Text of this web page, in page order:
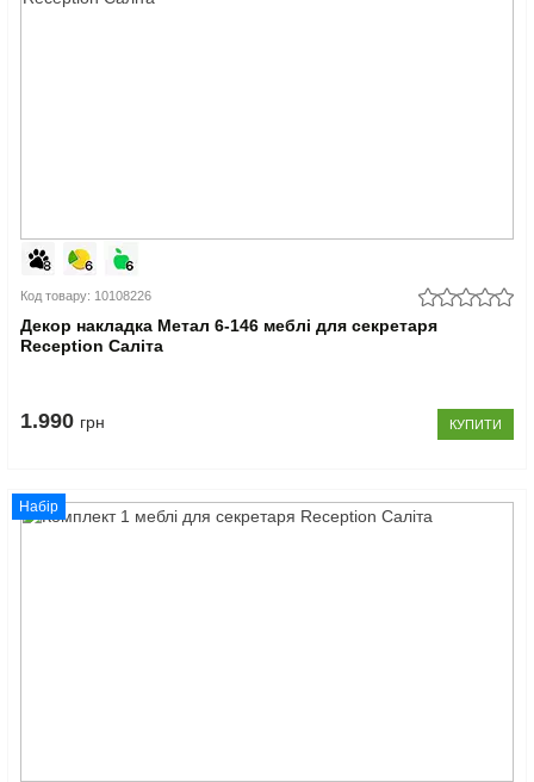
Код товару: 10108226
Декор накладка Метал 6-146 меблі для секретаря
Reception Саліта
1.990 грн КУПИТИ
Набір